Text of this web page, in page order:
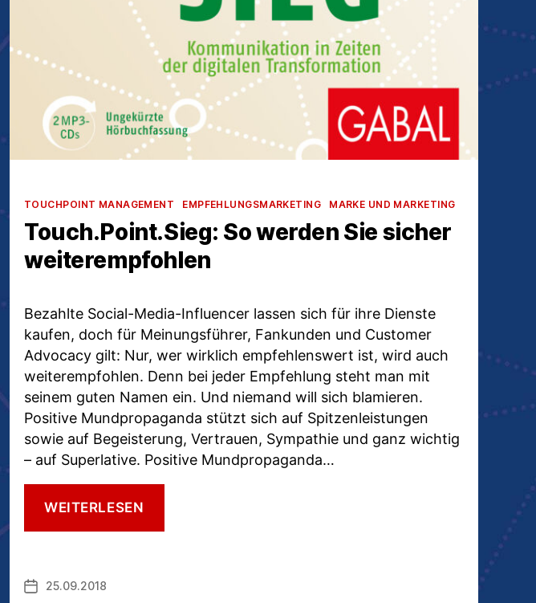
Kategorien
TOUCHPOINT MANAGEMENT EMPFEHLUNGSMARKETING MARKE UND MARKETING
Touch.Point.Sieg: So werden Sie sicher
weiterempfohlen
Bezahlte Social-Media-Influencer lassen sich für ihre Dienste
kaufen, doch für Meinungsführer, Fankunden und Customer
Advocacy gilt: Nur, wer wirklich empfehlenswert ist, wird auch
weiterempfohlen. Denn bei jeder Empfehlung steht man mit
seinem guten Namen ein. Und niemand will sich blamieren.
Positive Mundpropaganda stützt sich auf Spitzenleistungen
sowie auf Begeisterung, Vertrauen, Sympathie und ganz wichtig
– auf Superlative. Positive Mundpropaganda…
WEITERLESEN
Veröffentlichungsdatum
25.09.2018